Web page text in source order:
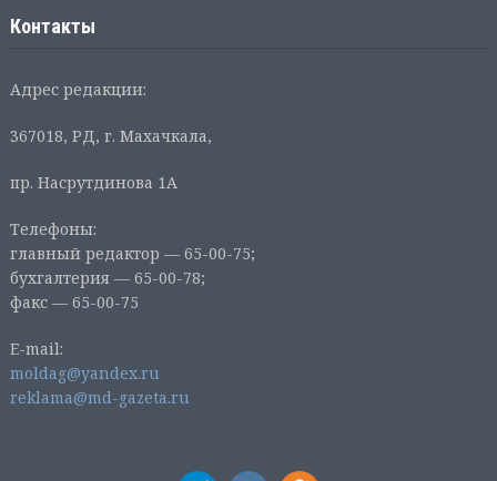
Контакты
Адрес редакции:
367018, РД, г. Махачкала,
пр. Насрутдинова 1А
Телефоны:
главный редактор — 65-00-75;
бухгалтерия — 65-00-78;
факс — 65-00-75
E-mail:
moldag@yandex.ru
reklama@md-gazeta.ru